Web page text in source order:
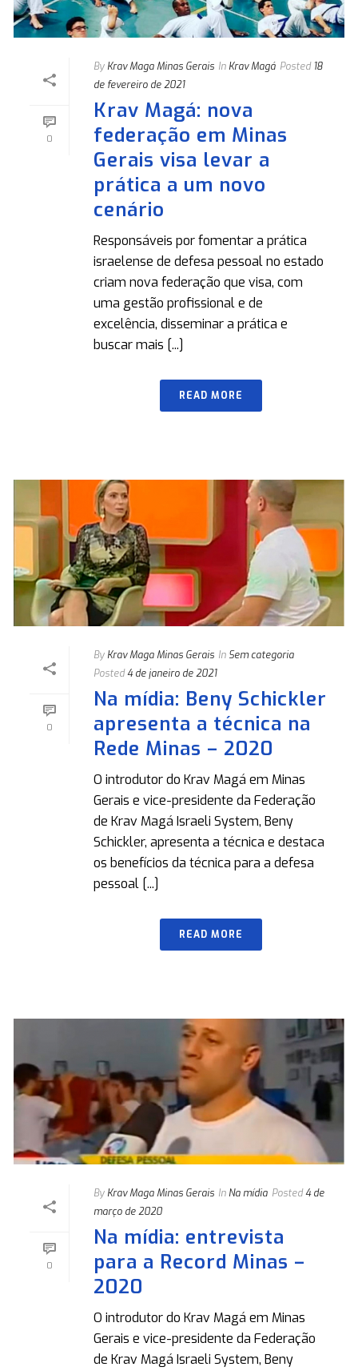
0
By Krav Maga Minas Gerais In Krav Magá Posted 18
de fevereiro de 2021
Krav Magá: nova
federação em Minas
Gerais visa levar a
prática a um novo
cenário
Responsáveis por fomentar a prática
israelense de defesa pessoal no estado
criam nova federação que visa, com
uma gestão profissional e de
excelência, disseminar a prática e
buscar mais [...]
READ MORE
0
By Krav Maga Minas Gerais In Sem categoria
Posted4 de janeiro de 2021
Na mídia: Beny Schickler
apresenta a técnica na
Rede Minas – 2020
O introdutor do Krav Magá em Minas
Gerais e vice-presidente da Federação
de Krav Magá Israeli System, Beny
Schickler, apresenta a técnica e destaca
os benefícios da técnica para a defesa
pessoal [...]
READ MORE
0
By Krav Maga Minas Gerais In Na mídia Posted4 de
março de 2020
Na mídia: entrevista
para a Record Minas –
2020
O introdutor do Krav Magá em Minas
Gerais e vice-presidente da Federação
de Krav Magá Israeli System, Beny